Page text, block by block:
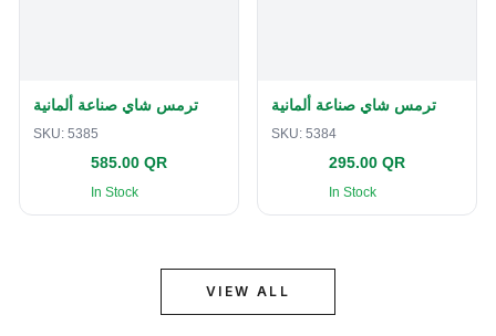
ترمس شاي صناعة ألمانية
SKU: 5385
585.00 QR
In Stock
ترمس شاي صناعة ألمانية
SKU: 5384
295.00 QR
In Stock
VIEW ALL